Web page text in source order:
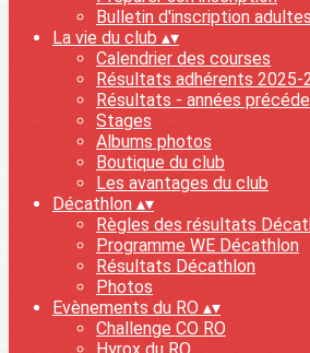
Bulletin d'inscription
La vie du club ▴▾
Calendrier des courses
Résultats adhérents 2025-
Résultats - années
Stages
Albums photos
Boutique du club
Les avantages du club
Décathlon ▴▾
Règles des résultats
Programme WE Décathlon
Résultats Décathlon
Photos
Evènements du RO ▴▾
Challenge CO RO